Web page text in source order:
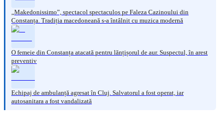
„Makedonissimo”, spectacol spectaculos pe Faleza Cazinoului din
Constanța. Tradiția macedoneană s-a întâlnit cu muzica modernă
O femeie din Constanța atacată pentru lănțișorul de aur. Suspectul, în arest
preventiv
Echipaj de ambulanță agresat în Cluj. Salvatorul a fost operat, iar
autosanitara a fost vandalizată